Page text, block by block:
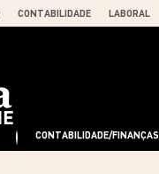
CONTABILIDADE LABORAL
CONTABILIDADE/FINANÇAS